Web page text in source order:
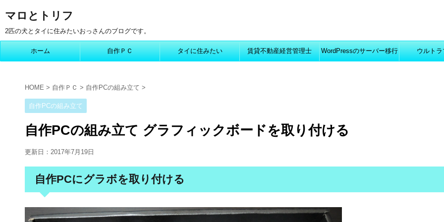
マロとトリフ
2匹の犬とタイに住みたいおっさんのブログです。
ホーム 自作ＰＣ タイに住みたい 賃貸不動産経営管理士 WordPressのサーバー移行 ウルトラ
HOME > 自作ＰＣ > 自作PCの組み立て >
自作PCの組み立て
自作PCの組み立て グラフィックボードを取り付ける
更新日： 2017年7月19日
自作PCにグラボを取り付ける